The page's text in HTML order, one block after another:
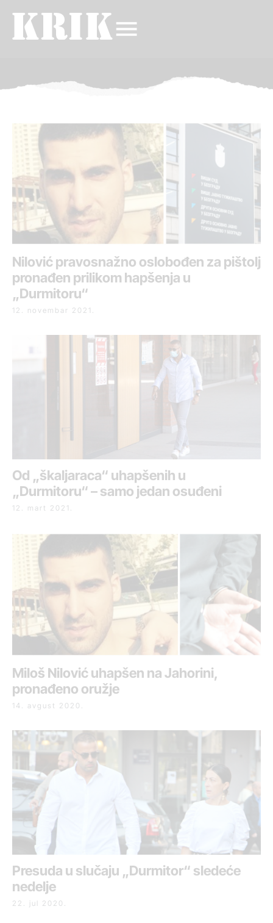
Nilović pravosnažno oslobođen za pištolj
pronađen prilikom hapšenja u
„Durmitoru“
12. novembar 2021.
Od „škaljaraca“ uhapšenih u
„Durmitoru“ – samo jedan osuđeni
12. mart 2021.
Miloš Nilović uhapšen na Jahorini,
pronađeno oružje
14. avgust 2020.
Presuda u slučaju „Durmitor“ sledeće
nedelje
22. jul 2020.